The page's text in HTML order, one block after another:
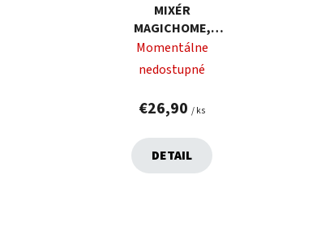
MIXÉR
MAGICHOME,
BONITO, 800 W,
TYČOVÝ, BIELY
Momentálne
nedostupné
€26,90 / ks
DETAIL